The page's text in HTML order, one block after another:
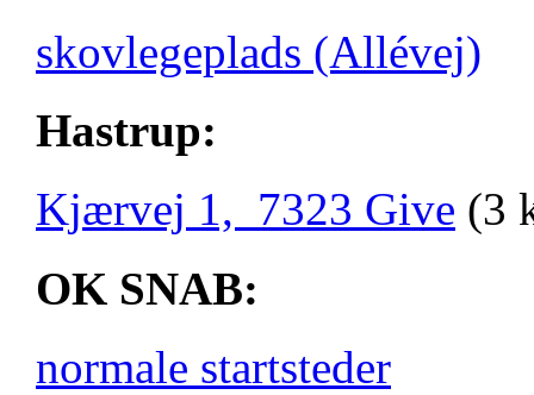
skovlegeplads (Allévej)
Hastrup:
Kjærvej 1, 7323 Give (3
OK SNAB:
normale startsteder